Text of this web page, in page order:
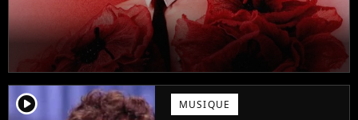
player2 MUSIQUE